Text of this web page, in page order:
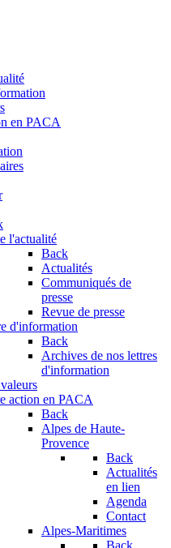
en PACA
l'actualité
Back
Actualités
Communiqués de
presse
Revue de presse
d'information
Back
Archives de nos lettres
d'information
action en PACA
Back
Alpes de Haute-
Provence
Back
Actualités
en lien
Agenda
Contact
Alpes-Maritimes
Back